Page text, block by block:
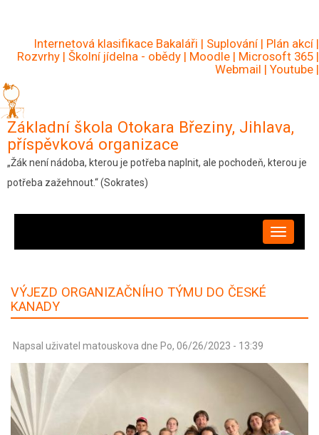
hlavnímuInternetová klasifikace Bakaláři | Suplování | Plán akcí |
Rozvrhy | Školní jídelna - obědy | Moodle | Microsoft 365 |
Webmail | Youtube |
Základní škola Otokara Březiny, Jihlava,
příspěvková organizace
„Žák není nádoba, kterou je potřeba naplnit, ale pochodeň, kterou je
potřeba zažehnout.“ (Sokrates)
VÝJEZD ORGANIZAČNÍHO TÝMU DO ČESKÉ
KANADY
Napsal uživatel matouskova dne Po, 06/26/2023 - 13:39